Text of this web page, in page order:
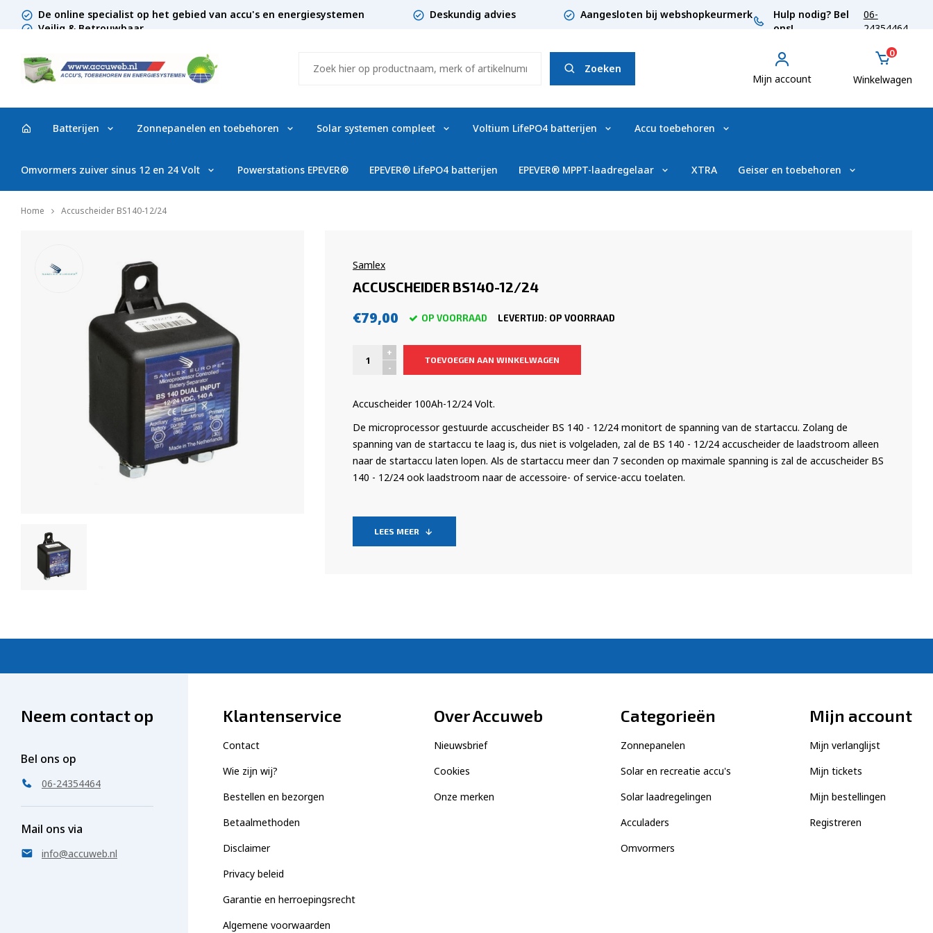
De online specialist op het gebied van accu's en energiesystemen Deskundig advies
Aangesloten bij webshopkeurmerk
Veilig & Betrouwbaar
Hulp nodig? Bel
ons!
06-
24354464
Zoeken
Mijn account
0
Winkelwagen
Batterijen Zonnepanelen en toebehoren Solar systemen compleet Voltium LifePO4 batterijen Accu toebehoren
Omvormers zuiver sinus 12 en 24 Volt Powerstations EPEVER® EPEVER® LifePO4 batterijen EPEVER® MPPT-laadregelaar XTRA Geiser en toebehoren
Home Accuscheider BS140-12/24
Samlex
ACCUSCHEIDER BS140-12/24
€79,00 OP VOORRAAD LEVERTIJD: OP VOORRAAD
+
-
TOEVOEGEN AAN WINKELWAGEN
Accuscheider 100Ah-12/24 Volt.
De microprocessor gestuurde accuscheider BS 140 - 12/24 monitort de spanning van de startaccu. Zolang de
spanning van de startaccu te laag is, dus niet is volgeladen, zal de BS 140 - 12/24 accuscheider de laadstroom alleen
naar de startaccu laten lopen. Als de startaccu meer dan 7 seconden op maximale spanning is zal de accuscheider BS
140 - 12/24 ook laadstroom naar de accessoire- of service-accu toelaten.
LEES MEER
Neem contact op
Bel ons op
06-24354464
Mail ons via
info@accuweb.nl
Klantenservice
Contact
Wie zijn wij?
Bestellen en bezorgen
Betaalmethoden
Disclaimer
Privacy beleid
Garantie en herroepingsrecht
Algemene voorwaarden
Over Accuweb
Nieuwsbrief
Cookies
Onze merken
Categorieën
Zonnepanelen
Solar en recreatie accu's
Solar laadregelingen
Acculaders
Omvormers
Mijn account
Mijn verlanglijst
Mijn tickets
Mijn bestellingen
Registreren